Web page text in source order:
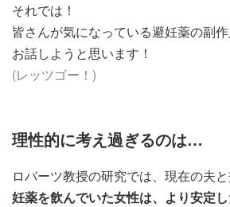
それでは！
皆さんが気になっている避妊薬の副
お話しようと思います！
(レッツゴー！)
理性的に考え過ぎるのは…
ロバーツ教授の研究では、現在の夫
妊薬を飲んでいた女性は、より安定